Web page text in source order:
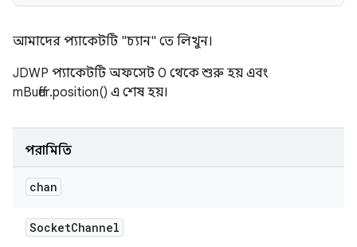
আমাদের প্যাকেটটি "চ্যান" তে লিখুন।
JDWP প্যাকেটটি অফসেট 0 থেকে শুরু হয় এবং
mBuffer.position() এ শেষ হয়।
পরামিতি
chan
SocketChannel